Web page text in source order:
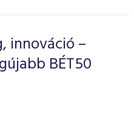
innováció –
BÉT50